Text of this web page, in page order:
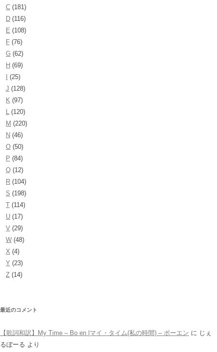
C (181)
D (116)
E (108)
F (76)
G (62)
H (69)
(25)
J (128)
K (97)
L (120)
M (220)
N (46)
O (50)
P (84)
Q (12)
R (104)
S (198)
T (114)
U (17)
V (29)
W (48)
X (4)
Y (23)
Z (14)
最近のコメント
【歌詞和訳】My Time – Bo en |マイ・タイム(私の時間) – ボーエン に じぇ
るぼーる より